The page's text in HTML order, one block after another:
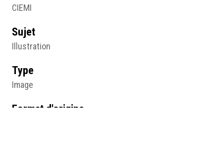
CIEMI
Sujet
Illustration
Type
Image
Format d'origine